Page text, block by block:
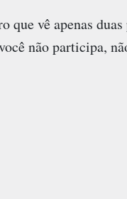
vê apenas
não participa,